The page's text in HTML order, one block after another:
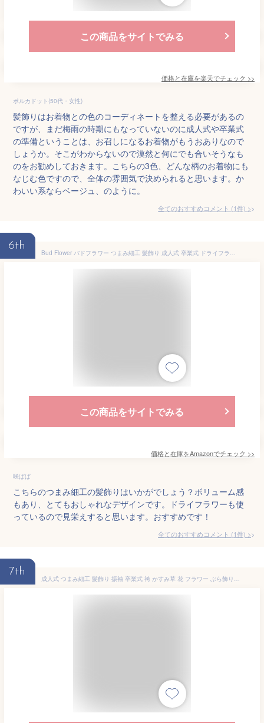
この商品をサイトでみる
価格と在庫を楽天でチェック >>
ポルカドット(50代・女性)
髪飾りはお着物との色のコーディネートを整える必要があるの
ですが、まだ梅雨の時期にもなっていないのに成人式や卒業式
の準備ということは、お召しになるお着物がもうおありなので
しょうか。そこがわからないので漠然と何にでも合いそうなも
のをお勧めしておきます。こちらの3色、どんな柄のお着物にも
なじむ色ですので、全体の雰囲気で決められると思います。か
わいい系ならベージュ、のように。
全てのおすすめコメント (1件) >
6th
Bud Flower バドフラワー つまみ細工 髪飾り 成人式 卒業式 ドライフラワー 水引 金箔 和装 振袖 袴 ヘッドドレス 結婚式 七五三 hair-212 (ボルドー)
この商品をサイトでみる
価格と在庫をAmazonでチェック >>
咲ぱぱ
こちらのつまみ細工の髪飾りはいかがでしょう？ボリューム感
もあり、とてもおしゃれなデザインです。ドライフラワーも使
っているので見栄えすると思います。おすすめです！
全てのおすすめコメント (1件) >
7th
成人式 つまみ細工 髪飾り 振袖 卒業式 袴 かすみ草 花 フラワー ぶら飾り モダン コサージュ ベージュ ピンク 赤 グレー 黒 和装 送料無料